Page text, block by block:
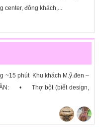
center, đông khách,...
~15 phút Khu khách M.ỹ.đen –
• Thợ bột (biết design,